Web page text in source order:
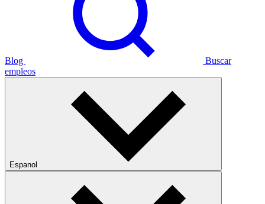
Blog
Buscar
empleos
Espanol